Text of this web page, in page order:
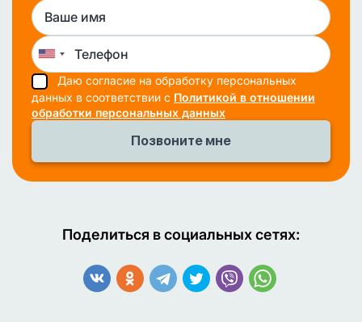
Даю согласие на обработку персональных
данных в соответствии с Политикой в отношении
обработки персональных данных
Поделиться в социальных сетях: